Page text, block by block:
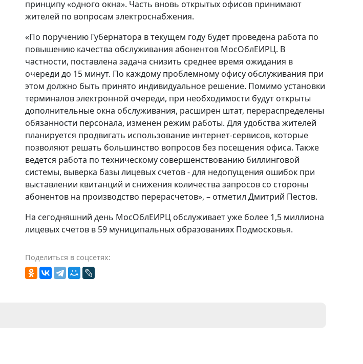
принципу «одного окна». Часть вновь открытых офисов принимают
жителей по вопросам электроснабжения.
«По поручению Губернатора в текущем году будет проведена работа по
повышению качества обслуживания абонентов МосОблЕИРЦ. В
частности, поставлена задача снизить среднее время ожидания в
очереди до 15 минут. По каждому проблемному офису обслуживания при
этом должно быть принято индивидуальное решение. Помимо установки
терминалов электронной очереди, при необходимости будут открыты
дополнительные окна обслуживания, расширен штат, перераспределены
обязанности персонала, изменен режим работы. Для удобства жителей
планируется продвигать использование интернет-сервисов, которые
позволяют решать большинство вопросов без посещения офиса. Также
ведется работа по техническому совершенствованию биллинговой
системы, выверка базы лицевых счетов - для недопущения ошибок при
выставлении квитанций и снижения количества запросов со стороны
абонентов на производство перерасчетов», – отметил Дмитрий Пестов.
На сегодняшний день МосОблЕИРЦ обслуживает уже более 1,5 миллиона
лицевых счетов в 59 муниципальных образованиях Подмосковья.
Поделиться в соцсетях: